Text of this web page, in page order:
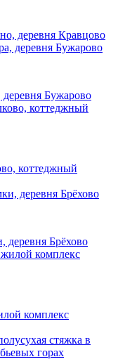
деревня Кравцово
Бужарово
коттеджный
деревня Брёхово
комплекс